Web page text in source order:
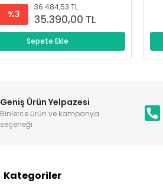
%3
36.484,53 TL
35.390,00 TL
Sepete Ekle
Geniş Ürün Yelpazesi
Binlerce ürün ve kampanya
seçeneği
Kategoriler